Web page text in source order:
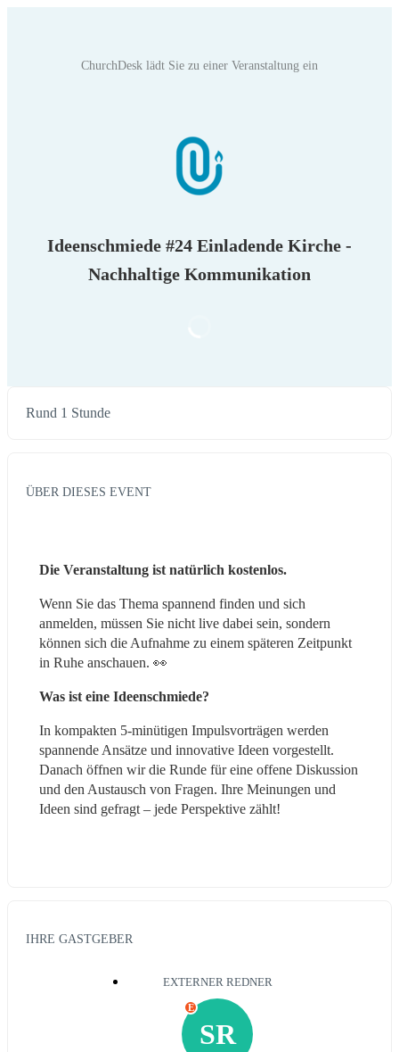
ChurchDesk‬ lädt Sie zu einer Veranstaltung ein
Ideenschmiede #24 Einladende Kirche -
Nachhaltige Kommunikation
Rund 1 Stunde
ÜBER DIESES EVENT
Die Veranstaltung ist natürlich kostenlos.
Wenn Sie das Thema spannend finden und sich
anmelden, müssen Sie nicht live dabei sein, sondern
können sich die Aufnahme zu einem späteren Zeitpunkt
in Ruhe anschauen. 👀
Was ist eine Ideenschmiede?
In kompakten 5-minütigen Impulsvorträgen werden
spannende Ansätze und innovative Ideen vorgestellt.
Danach öffnen wir die Runde für eine offene Diskussion
und den Austausch von Fragen. Ihre Meinungen und
Ideen sind gefragt – jede Perspektive zählt!
IHRE GASTGEBER
EXTERNER REDNER
SR
E